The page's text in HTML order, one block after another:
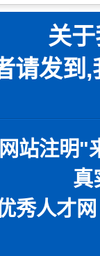
关于
请发到
站注明"
真
网 版